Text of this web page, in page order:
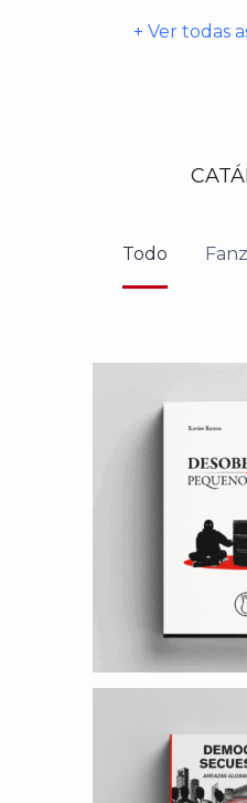
+ Ver todas
Todo